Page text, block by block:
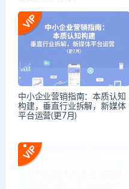
中小企业营销指南：本质认知
构建，垂直行业拆解，新媒体
平台运营(更7月)